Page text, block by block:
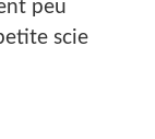
peu
scie